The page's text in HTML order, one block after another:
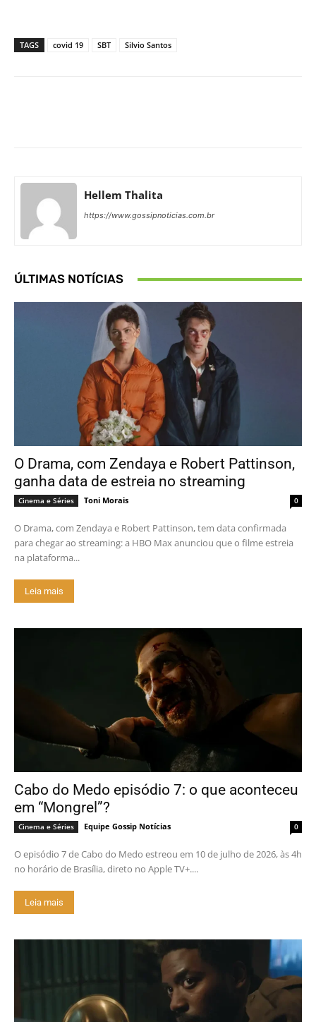
TAGS covid 19 SBT Silvio Santos
Hellem Thalita
https://www.gossipnoticias.com.br
ÚLTIMAS NOTÍCIAS
O Drama, com Zendaya e Robert Pattinson,
ganha data de estreia no streaming
Cinema e Séries Toni Morais 0
O Drama, com Zendaya e Robert Pattinson, tem data confirmada
para chegar ao streaming: a HBO Max anunciou que o filme estreia
na plataforma...
Leia mais
Cabo do Medo episódio 7: o que aconteceu
em “Mongrel”?
Cinema e Séries Equipe Gossip Notícias 0
O episódio 7 de Cabo do Medo estreou em 10 de julho de 2026, às 4h
no horário de Brasília, direto no Apple TV+....
Leia mais